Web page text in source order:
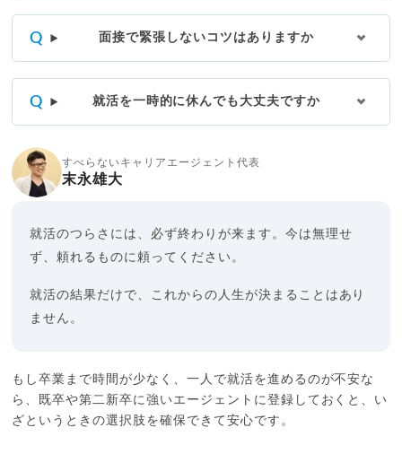
面接で緊張しないコツはありますか
就活を一時的に休んでも大丈夫ですか
すべらないキャリアエージェント代表
末永雄大
就活のつらさには、必ず終わりが来ます。今は無理せ
ず、頼れるものに頼ってください。
就活の結果だけで、これからの人生が決まることはあり
ません。
もし卒業まで時間が少なく、一人で就活を進めるのが不安な
ら、既卒や第二新卒に強いエージェントに登録しておくと、い
ざというときの選択肢を確保できて安心です。